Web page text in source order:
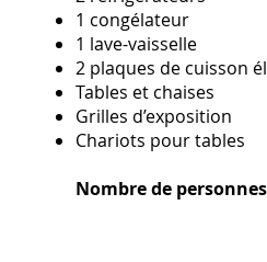
1 congélateur
1 lave-vaisselle
2 plaques de cuisson
Tables et chaises
Grilles d’exposition
Chariots pour tables
Nombre de